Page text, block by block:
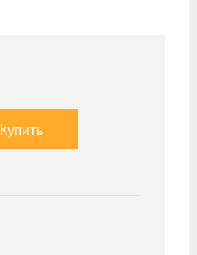
Купить